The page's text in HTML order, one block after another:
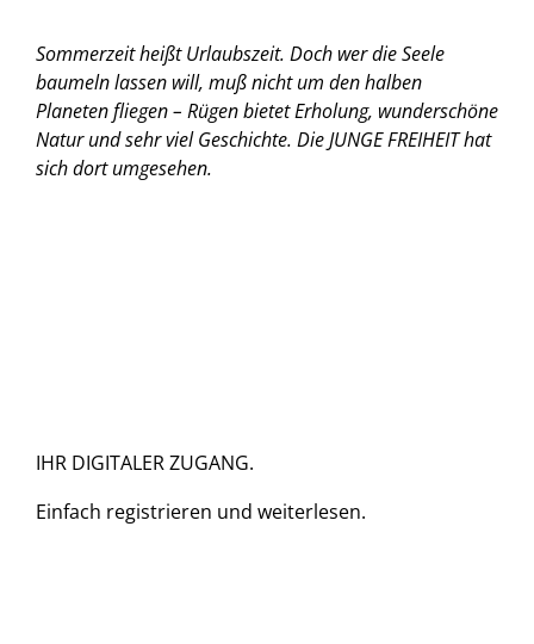
Sommerzeit heißt Urlaubszeit. Doch wer die Seele
baumeln lassen will, muß nicht um den halben
Planeten fliegen – Rügen bietet Erholung, wunderschöne
Natur und sehr viel Geschichte. Die JUNGE FREIHEIT hat
sich dort umgesehen.
IHR DIGITALER ZUGANG.
Einfach registrieren und weiterlesen.